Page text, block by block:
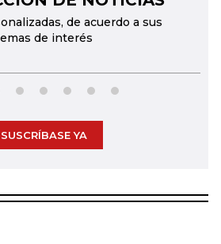
de acuerdo a sus
de interés
SUSCRÍBASE YA